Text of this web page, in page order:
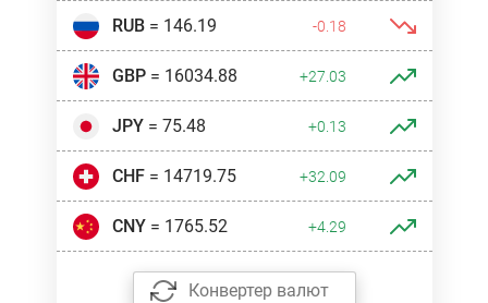
RUB= 146.19 -0.18
GBP= 16034.88 +27.03
JPY= 75.48 +0.13
CHF= 14719.75 +32.09
CNY= 1765.52 +4.29
Конвертер валют